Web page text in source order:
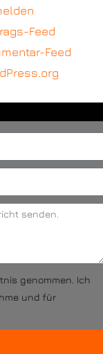
Feed
Feed
genommen. Ich
und für